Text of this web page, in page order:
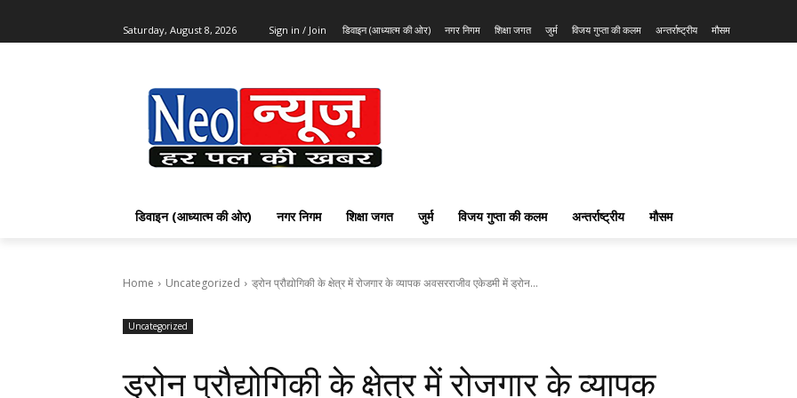
Saturday, August 8, 2026 Sign in / Join डिवाइन (आध्यात्म की ओर) नगर निगम शिक्षा जगत जुर्म विजय गुप्ता की कलम अन्तर्राष्ट्रीय मौसम
डिवाइन (आध्यात्म की ओर) नगर निगम शिक्षा जगत जुर्म विजय गुप्ता की कलम अन्तर्राष्ट्रीय मौसम
Home Uncategorized ड्रोन प्रौद्योगिकी के क्षेत्र में रोजगार के व्यापक अवसरराजीव एकेडमी में ड्रोन...
Uncategorized
ड्रोन प्रौद्योगिकी के क्षेत्र में रोजगार के व्यापक